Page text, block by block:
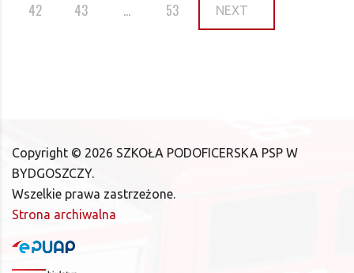
42 43 … 53 NEXT
Copyright © 2026 SZKOŁA PODOFICERSKA PSP W
BYDGOSZCZY.
Wszelkie prawa zastrzeżone.
Strona archiwalna